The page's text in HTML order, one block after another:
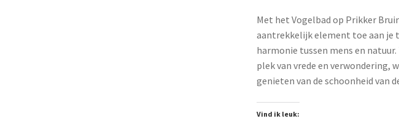
Met het Vogelbad op Prikker
aantrekkelijk element toe aan je
harmonie tussen mens en
plek van vrede en verwondering,
genieten van de schoonheid van
Vind ik leuk: